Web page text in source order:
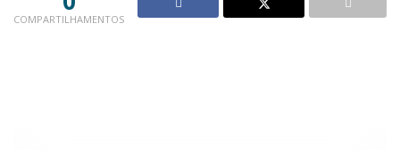
COMPARTILHAMENTOS